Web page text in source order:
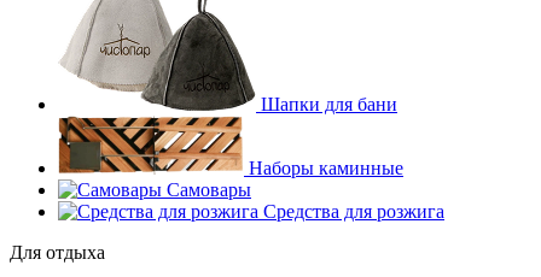
Шапки для бани
Наборы каминные
Самовары
Средства для розжига
Для отдыха